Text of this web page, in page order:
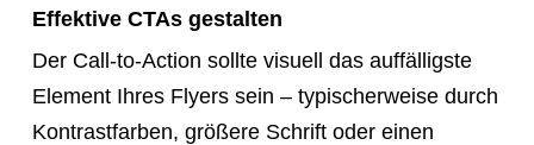
Effektive CTAs gestalten
Der Call-to-Action sollte visuell das auffälligste
Element Ihres Flyers sein – typischerweise durch
Kontrastfarben, größere Schrift oder einen